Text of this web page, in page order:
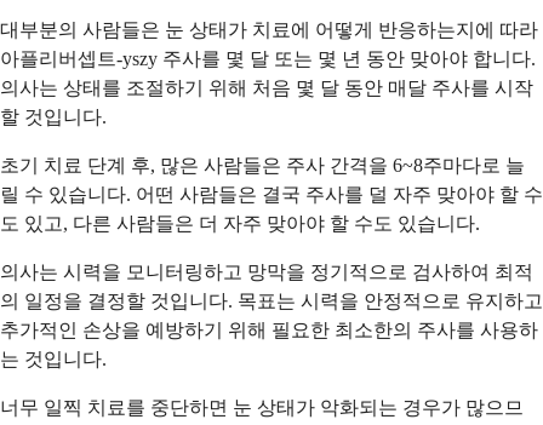
대부분의 사람들은 눈 상태가 치료에 어떻게 반응하는지에 따라
아플리버셉트-yszy 주사를 몇 달 또는 몇 년 동안 맞아야 합니다.
의사는 상태를 조절하기 위해 처음 몇 달 동안 매달 주사를 시작
할 것입니다.
초기 치료 단계 후, 많은 사람들은 주사 간격을 6~8주마다로 늘
릴 수 있습니다. 어떤 사람들은 결국 주사를 덜 자주 맞아야 할 수
도 있고, 다른 사람들은 더 자주 맞아야 할 수도 있습니다.
의사는 시력을 모니터링하고 망막을 정기적으로 검사하여 최적
의 일정을 결정할 것입니다. 목표는 시력을 안정적으로 유지하고
추가적인 손상을 예방하기 위해 필요한 최소한의 주사를 사용하
는 것입니다.
너무 일찍 치료를 중단하면 눈 상태가 악화되는 경우가 많으므